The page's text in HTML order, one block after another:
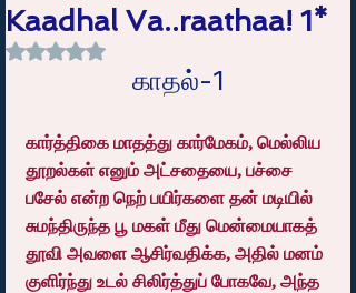
Kaadhal Va..raathaa! 1*
Rated NaN out of 5 stars.
காதல்-1
கார்த்திகை மாதத்து கார்மேகம், மெல்லிய
தூறல்கள் எனும் அட்சதையை, பச்சை
பசேல் என்ற நெற் பயிர்களை தன் மடியில்
சுமந்திருந்த பூ மகள் மீது மென்மையாகத்
தூவி அவளை ஆசிர்வதிக்க, அதில் மனம்
குளிர்ந்து உடல் சிலிர்த்துப் போகவே, அந்த